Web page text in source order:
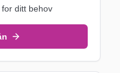
ditt behov